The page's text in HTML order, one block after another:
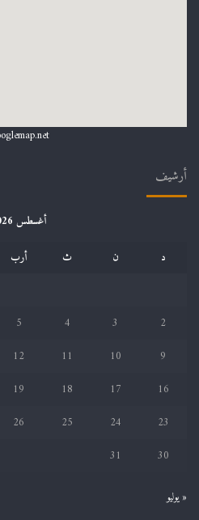
أرشيف
أغسطس 2026
د
ن ث أرب
2
3
4
5
9
10
11
12
16
17
18
19
23
24
25
26
30
31
« يوليو